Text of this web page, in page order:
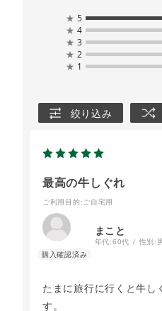
★ 5
★ 4
★ 3
★ 2
★ 1
絞り込み
最高の牛しぐれ
ご利用目的 :ご自宅用
まこと
年代:60代 性別:
たまに旅行に行くと牛し
す。